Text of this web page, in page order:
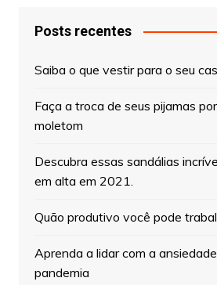
Posts recentes
Saiba o que vestir para o seu
Faça a troca de seus pijamas
moletom
Descubra essas sandálias
em alta em 2021.
Quão produtivo você pode
Aprenda a lidar com a
pandemia